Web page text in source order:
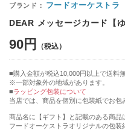
フードオーケストラ
DEAR メッセージカード【
90円
購入金額が税込10,000円以上で送料
※一部対象外の地域があります。
ラッピング包装について
当店では、商品を個別に包装紙でお包
商品名に【ギフト】と記載のある商品
フードオーケストラオリジナルの包装